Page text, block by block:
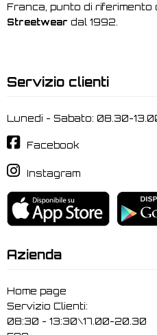
Franca, punto di riferimento
Streetwear dal 1992.
Servizio clienti
Lunedi - Sabato: 08.30-
Facebook
Instagram
Azienda
Home page
Servizio Clienti:
08:30 - 13:30\17.00-20.30